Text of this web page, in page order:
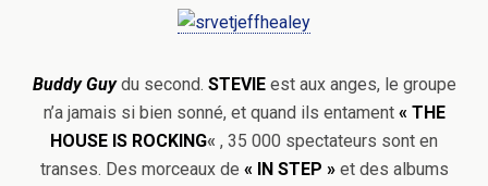
Buddy Guydu second. STEVIEest aux anges, le groupe
n’a jamais si bien sonné, et quand ils entament « THE
HOUSE IS ROCKING« , 35 000 spectateurs sont en
transes. Des morceaux de « IN STEP » et des albums